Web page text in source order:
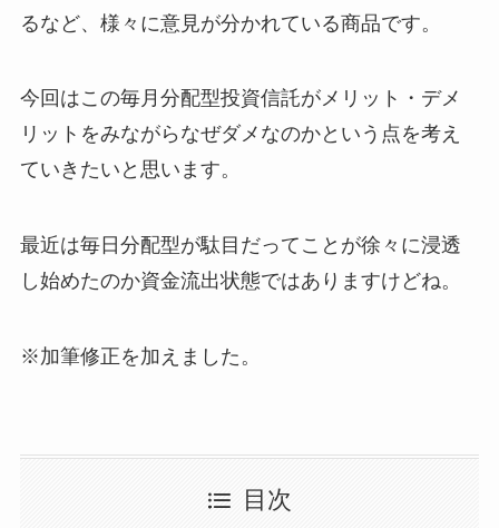
るなど、様々に意見が分かれている商品です。
今回はこの毎月分配型投資信託がメリット・デメ
リットをみながらなぜダメなのかという点を考え
ていきたいと思います。
最近は毎日分配型が駄目だってことが徐々に浸透
し始めたのか資金流出状態ではありますけどね。
※加筆修正を加えました。
目次